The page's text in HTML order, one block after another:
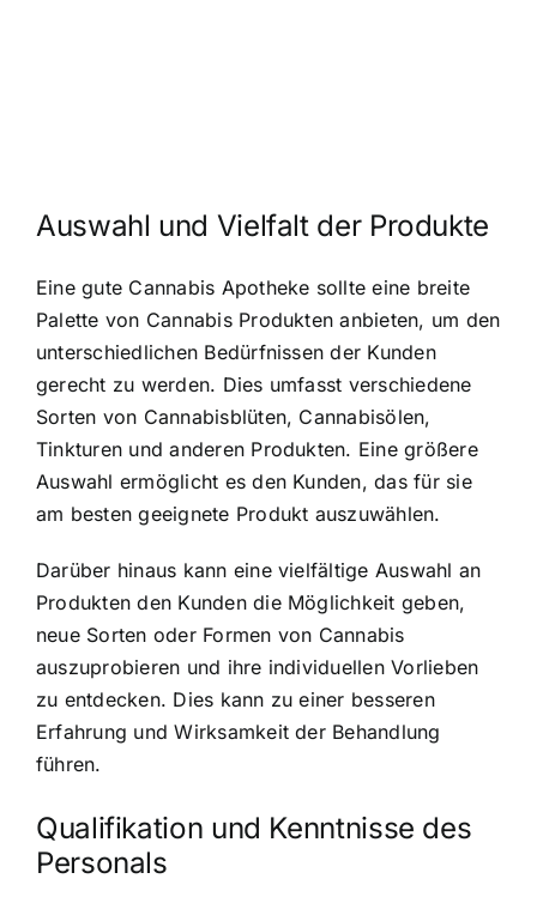
Auswahl und Vielfalt der Produkte
Eine gute Cannabis Apotheke sollte eine breite
Palette von Cannabis Produkten anbieten, um den
unterschiedlichen Bedürfnissen der Kunden
gerecht zu werden. Dies umfasst verschiedene
Sorten von Cannabisblüten, Cannabisölen,
Tinkturen und anderen Produkten. Eine größere
Auswahl ermöglicht es den Kunden, das für sie
am besten geeignete Produkt auszuwählen.
Darüber hinaus kann eine vielfältige Auswahl an
Produkten den Kunden die Möglichkeit geben,
neue Sorten oder Formen von Cannabis
auszuprobieren und ihre individuellen Vorlieben
zu entdecken. Dies kann zu einer besseren
Erfahrung und Wirksamkeit der Behandlung
führen.
Qualifikation und Kenntnisse des
Personals